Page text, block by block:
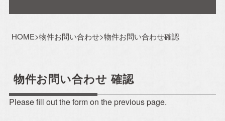
注文住宅ーSIMPLE NOTEー
売買/仲介
賃貸事業
HOME>物件お問い合わせ>物件お問い合わせ確認
物件お問い合わせ 確認
Please fill out the form on the previous page.